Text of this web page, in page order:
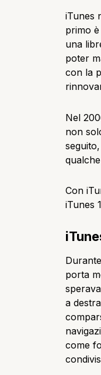
iTunes
primo
una
poter
con la
Nel
non
Con
iTunes
porta
a
come